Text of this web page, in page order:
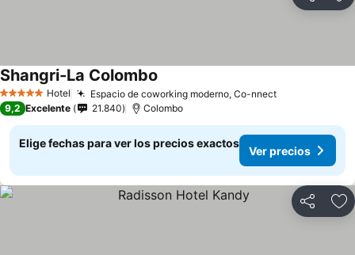
5 Estrellas Hotel Espacio de coworking moderno, Co-nnect
Shangri-La Colombo
9,2 Excelente 21.840 Colombo
Elige fechas para ver los precios exactos
Ver precios
Compartir